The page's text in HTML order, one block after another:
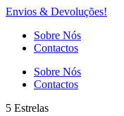
Envios & Devoluções!
Sobre Nós
Contactos
Sobre Nós
Contactos
5 Estrelas